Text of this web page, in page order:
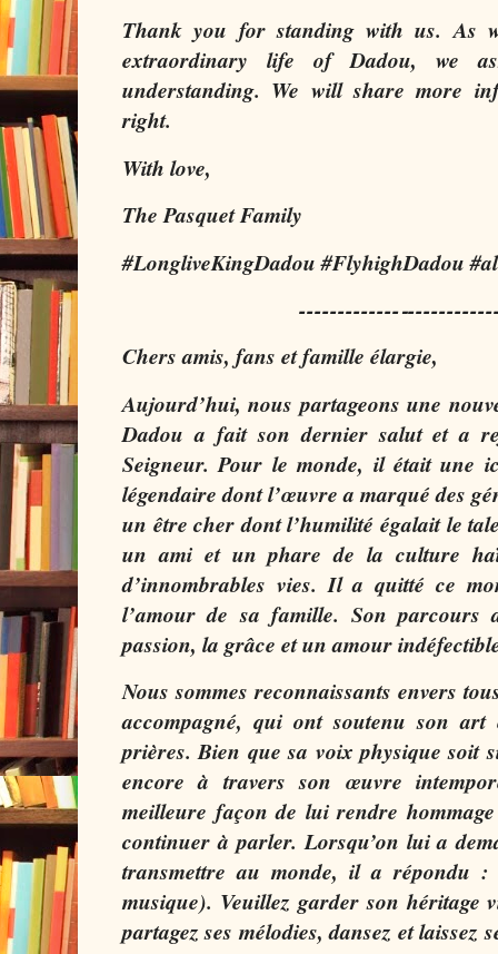
Thank you for standing with us. As
extraordinary life of Dadou, we
understanding. We will share more
right.
With love,
The Pasquet Family
#LongliveKingDadou #FlyhighDadou
-------------
Chers amis, fans et famille élargie,
Aujourd’hui, nous partageons une
Dadou a fait son dernier salut et a
Seigneur. Pour le monde, il était une
légendaire dont l’œuvre a marqué des
un être cher dont l’humilité égalait le
un ami et un phare de la culture
d’innombrables vies. Il a quitté ce
l’amour de sa famille. Son parcours
passion, la grâce et un amour
Nous sommes reconnaissants envers
accompagné, qui ont soutenu son
prières. Bien que sa voix physique soit
encore à travers son œuvre
meilleure façon de lui rendre
continuer à parler. Lorsqu’on lui a
transmettre au monde, il a répondu
musique). Veuillez garder son héritage
partagez ses mélodies, dansez et laissez